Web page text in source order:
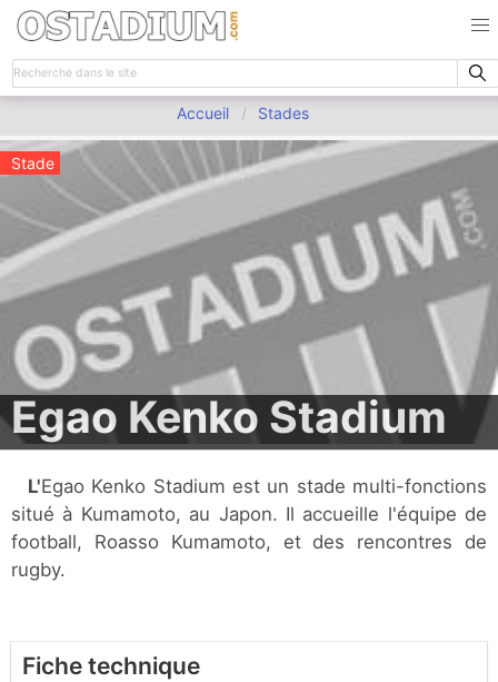
Accueil Stades
Stade
Egao Kenko Stadium
L'Egao Kenko Stadium est un stade multi-fonctions
situé à Kumamoto, au Japon. Il accueille l'équipe de
football, Roasso Kumamoto, et des rencontres de
rugby.
Fiche technique